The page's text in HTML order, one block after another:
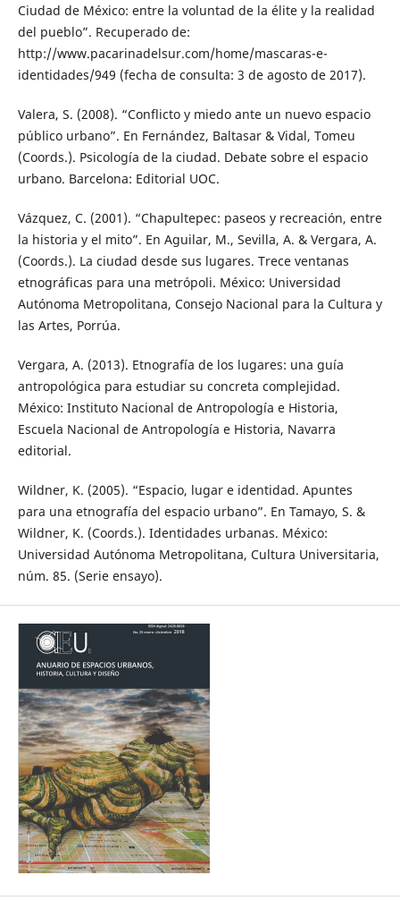
Ciudad de México: entre la voluntad de la élite y la realidad
del pueblo”. Recuperado de:
http://www.pacarinadelsur.com/home/mascaras-e-
identidades/949 (fecha de consulta: 3 de agosto de 2017).
Valera, S. (2008). “Conflicto y miedo ante un nuevo espacio
público urbano”. En Fernández, Baltasar & Vidal, Tomeu
(Coords.). Psicología de la ciudad. Debate sobre el espacio
urbano. Barcelona: Editorial UOC.
Vázquez, C. (2001). “Chapultepec: paseos y recreación, entre
la historia y el mito”. En Aguilar, M., Sevilla, A. & Vergara, A.
(Coords.). La ciudad desde sus lugares. Trece ventanas
etnográficas para una metrópoli. México: Universidad
Autónoma Metropolitana, Consejo Nacional para la Cultura y
las Artes, Porrúa.
Vergara, A. (2013). Etnografía de los lugares: una guía
antropológica para estudiar su concreta complejidad.
México: Instituto Nacional de Antropología e Historia,
Escuela Nacional de Antropología e Historia, Navarra
editorial.
Wildner, K. (2005). “Espacio, lugar e identidad. Apuntes
para una etnografía del espacio urbano”. En Tamayo, S. &
Wildner, K. (Coords.). Identidades urbanas. México:
Universidad Autónoma Metropolitana, Cultura Universitaria,
núm. 85. (Serie ensayo).